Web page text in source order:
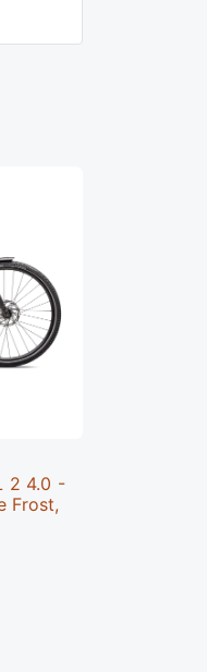
2 4.0 -
Frost,